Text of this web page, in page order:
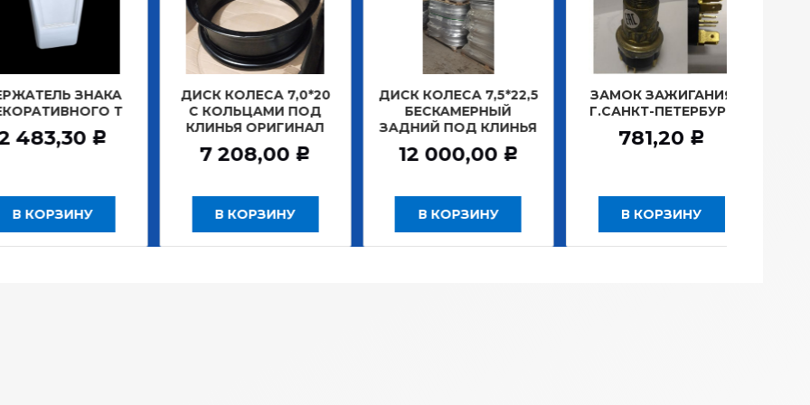
ЗНАКА
Т
Р
КОРЗИНУ
ДИСК КОЛЕСА 7,0*20
С КОЛЬЦАМИ ПОД
КЛИНЬЯ ОРИГИНАЛ
7 208,00 Р
В КОРЗИНУ
ДИСК КОЛЕСА 7,5*22,5
БЕСКАМЕРНЫЙ
ЗАДНИЙ ПОД КЛИНЬЯ
12 000,00 Р
В КОРЗИНУ
ЗАМОК ЗАЖИГАНИЯ
Г.САНКТ-ПЕТЕРБУРГ
781,20 Р
В КОРЗИНУ